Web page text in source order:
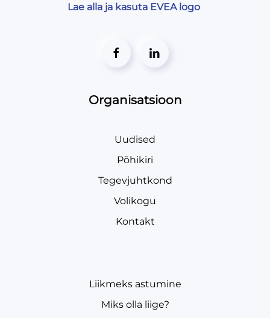
Lae alla ja kasuta EVEA logo
Organisatsioon
Uudised
Põhikiri
Tegevjuhtkond
Volikogu
Kontakt
Liikmeks astumine
Miks olla liige?